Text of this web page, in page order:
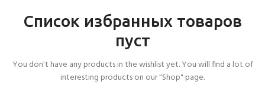
Список избранных товаров
пуст
You don't have any products in the wishlist yet.You will find a lot of
interesting products on our "Shop" page.